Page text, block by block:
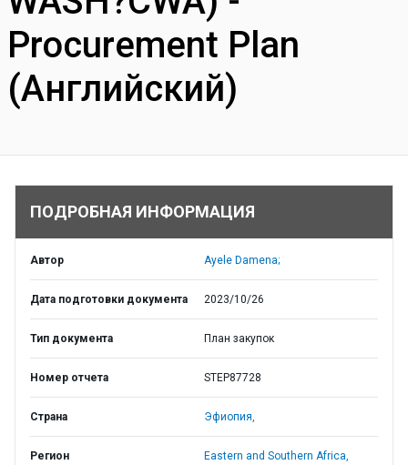
Procurement Plan
(Английский)
ПОДРОБНАЯ ИНФОРМАЦИЯ
Автор Ayele Damena;
Дата подготовки документа 2023/10/26
Тип документа План закупок
Номер отчета STEP87728
Страна Эфиопия,
Регион Eastern and Southern Africa,